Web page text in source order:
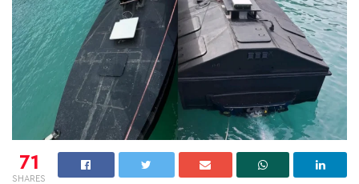
71
SHARES